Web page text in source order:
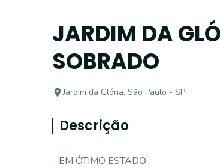
JARDIM DA
SOBRADO
Jardim da Glória, São Paulo - SP
Descrição
- EM ÓTIMO ESTADO